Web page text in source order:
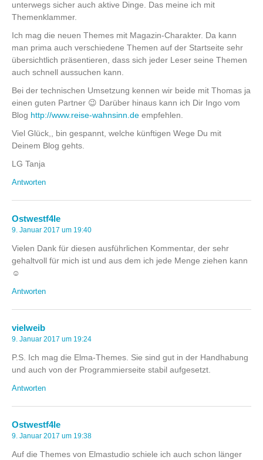
unterwegs sicher auch aktive Dinge. Das meine ich mit
Themenklammer.
Ich mag die neuen Themes mit Magazin-Charakter. Da kann
man prima auch verschiedene Themen auf der Startseite sehr
übersichtlich präsentieren, dass sich jeder Leser seine Themen
auch schnell aussuchen kann.
Bei der technischen Umsetzung kennen wir beide mit Thomas ja
einen guten Partner 😉 Darüber hinaus kann ich Dir Ingo vom
Blog http://www.reise-wahnsinn.de empfehlen.
Viel Glück,, bin gespannt, welche künftigen Wege Du mit
Deinem Blog gehts.
LG Tanja
Antworten
Ostwestf4le
9. Januar 2017 um 19:40
Vielen Dank für diesen ausführlichen Kommentar, der sehr
gehaltvoll für mich ist und aus dem ich jede Menge ziehen kann
☺️
Antworten
vielweib
9. Januar 2017 um 19:24
P.S. Ich mag die Elma-Themes. Sie sind gut in der Handhabung
und auch von der Programmierseite stabil aufgesetzt.
Antworten
Ostwestf4le
9. Januar 2017 um 19:38
Auf die Themes von Elmastudio schiele ich auch schon länger